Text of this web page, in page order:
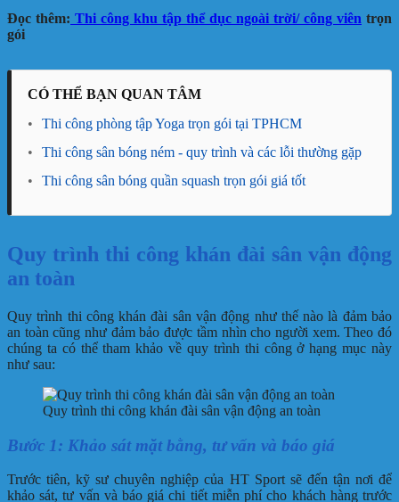
Đọc thêm: Thi công khu tập thể dục ngoài trời/ công viên trọn
gói
CÓ THỂ BẠN QUAN TÂM
•
Thi công phòng tập Yoga trọn gói tại TPHCM
•
Thi công sân bóng ném - quy trình và các lỗi thường gặp
•
Thi công sân bóng quần squash trọn gói giá tốt
Quy trình thi công khán đài sân vận động
an toàn
Quy trình thi công khán đài sân vận động như thế nào là đảm bảo
an toàn cũng như đảm bảo được tầm nhìn cho người xem. Theo đó
chúng ta có thể tham khảo về quy trình thi công ở hạng mục này
như sau:
Quy trình thi công khán đài sân vận động an toàn
Bước 1: Khảo sát mặt bằng, tư vấn và báo giá
Trước tiên, kỹ sư chuyên nghiệp của HT Sport sẽ đến tận nơi để
khảo sát, tư vấn và báo giá chi tiết miễn phí cho khách hàng trước